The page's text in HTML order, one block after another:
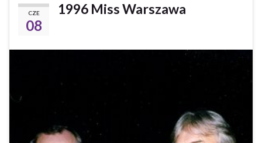
CZE
08
1996 Miss Warszawa